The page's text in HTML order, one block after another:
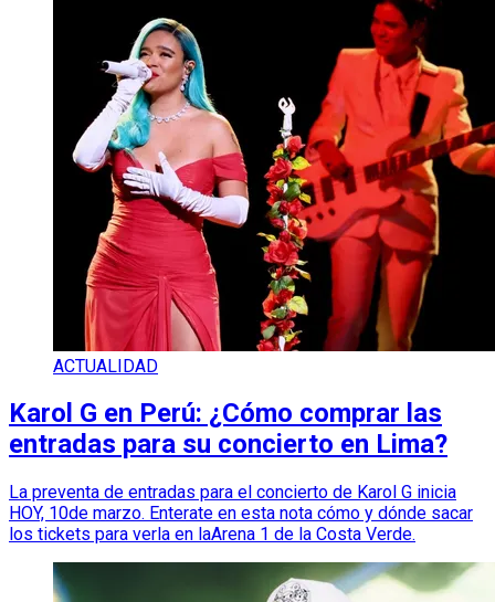
ACTUALIDAD
Karol G en Perú: ¿Cómo comprar las
entradas para su concierto en Lima?
La preventa de entradas para el concierto de Karol G inicia
HOY, 10de marzo. Enterate en esta nota cómo y dónde sacar
los tickets para verla en laArena 1 de la Costa Verde.